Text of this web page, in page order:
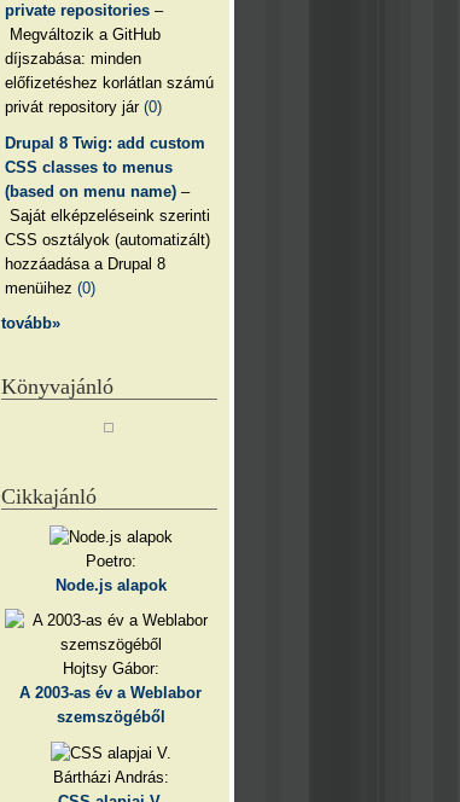
private repositories –
Megváltozik a GitHub
díjszabása: minden
előfizetéshez korlátlan számú
privát repository jár(0)
Drupal 8 Twig: add custom
CSS classes to menus
(based on menu name) –
Saját elképzeléseink szerinti
CSS osztályok (automatizált)
hozzáadása a Drupal 8
menüihez(0)
tovább»
Könyvajánló
Cikkajánló
Poetro:
Node.js alapok
Hojtsy Gábor:
A 2003-as év a Weblabor
szemszögéből
Bártházi András: